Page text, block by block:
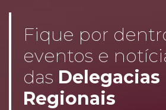
Fique por
eventos e
das Delegacias
Regionais